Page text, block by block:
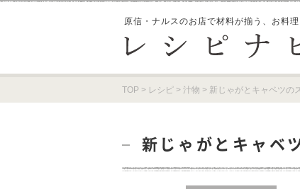
原信・ナルスのお店で材料が揃う、 お料
TOP > レシピ > 汁物 > 新じゃがとキャベツの
新じゃがとキャベ